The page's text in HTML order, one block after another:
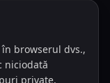
browserul dvs.,
niciodată
private,